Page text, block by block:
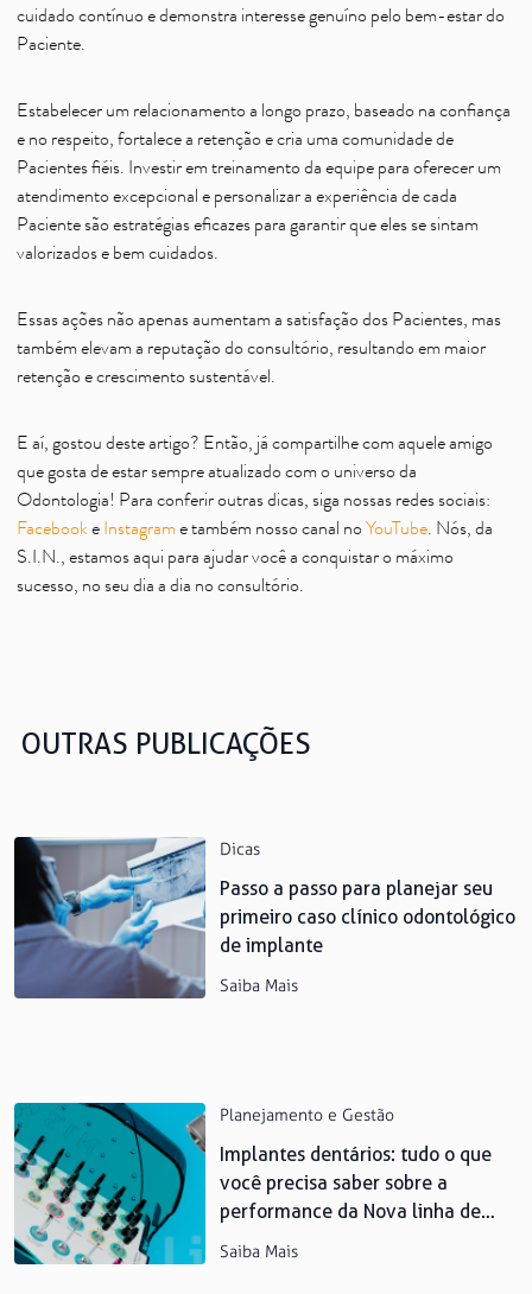
cuidado contínuo e demonstra interesse genuíno pelo bem-estar do
Paciente.
Estabelecer um relacionamento a longo prazo, baseado na confiança
e no respeito, fortalece a retenção e cria uma comunidade de
Pacientes fiéis. Investir em treinamento da equipe para oferecer um
atendimento excepcional e personalizar a experiência de cada
Paciente são estratégias eficazes para garantir que eles se sintam
valorizados e bem cuidados.
Essas ações não apenas aumentam a satisfação dos Pacientes, mas
também elevam a reputação do consultório, resultando em maior
retenção e crescimento sustentável.
E aí, gostou deste artigo? Então, já compartilhe com aquele amigo
que gosta de estar sempre atualizado com o universo da
Odontologia! Para conferir outras dicas, siga nossas redes sociais:
Facebooke Instagram e também nosso canal no YouTube. Nós, da
S.I.N., estamos aqui para ajudar você a conquistar o máximo
sucesso, no seu dia a dia no consultório.
OUTRAS PUBLICAÇÕES
Dicas
Passo a passo para planejar seu
primeiro caso clínico odontológico
de implante
Saiba Mais
Planejamento e Gestão
Implantes dentários: tudo o que
você precisa saber sobre a
performance da Nova linha de
implantes Lite da S.I.N.
Saiba Mais